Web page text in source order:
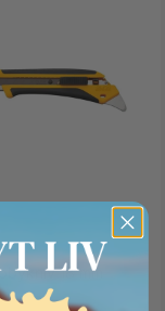
18 mm